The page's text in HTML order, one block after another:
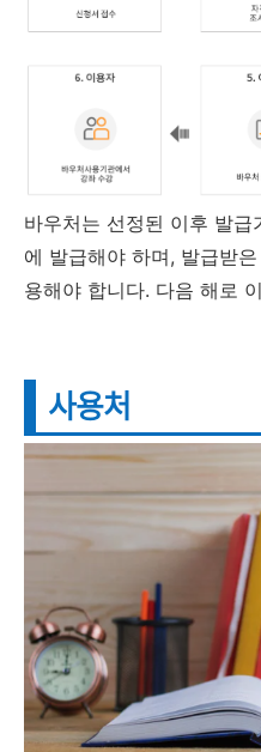
바우처는 선정된 이후 발
에 발급해야 하며, 발급받
용해야 합니다. 다음 해로
사용처